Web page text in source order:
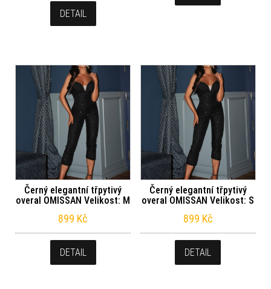
DETAIL
Černý elegantní třpytivý
overal OMISSAN Velikost: M
899 Kč
DETAIL
Černý elegantní třpytivý
overal OMISSAN Velikost: S
899 Kč
DETAIL